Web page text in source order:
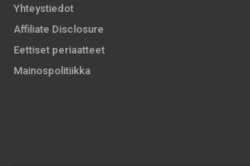
Yhteystiedot
Affiliate Disclosure
Eettiset periaatteet
Mainospolitiikka